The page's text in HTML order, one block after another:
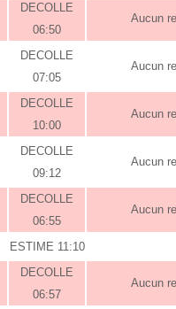
DECOLLE
06:50
Aucun
DECOLLE
07:05
Aucun
DECOLLE
10:00
Aucun
DECOLLE
09:12
Aucun
DECOLLE
06:55
Aucun
ESTIME 11:10
DECOLLE
06:57
Aucun